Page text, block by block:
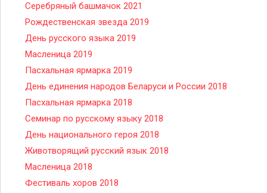
Серебряный башмачок 2021
Рождественская звезда 2019
День русского языка 2019
Масленица 2019
Пасхальная ярмарка 2019
День единения народов Беларуси и России 2018
Пасхальная ярмарка 2018
Семинар по русскому языку 2018
День национального героя 2018
Животворящий русский язык 2018
Масленица 2018
Фестиваль хоров 2018